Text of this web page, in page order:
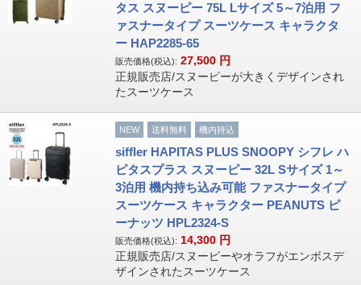
タス スヌーピー 75L Lサイズ 5～7泊用 フ
ァスナータイプ スーツケース キャラクタ
ー HAP2285-65
販売価格(税込): 27,500 円
正規販売店/スヌーピーが大きくデザインされ
たスーツケース
NEW 送料無料 機内持込
siffler HAPITAS PLUS SNOOPY シフレ ハ
ピタスプラス スヌーピー 32L Sサイズ 1～
3泊用 機内持ち込み可能 ファスナータイプ
スーツケース キャラクター PEANUTS ピ
ーナッツ HPL2324-S
販売価格(税込): 14,300 円
正規販売店/スヌーピーやオラフがエンボスデ
ザインされたスーツケース